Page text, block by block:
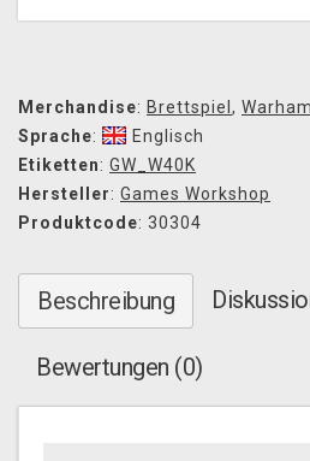
Merchandise: Brettspiel ,
Sprache:
Englisch
Etiketten: GW_W40K
Hersteller: Games Workshop
Produktcode: 30304
Beschreibung
Bewertungen (0)